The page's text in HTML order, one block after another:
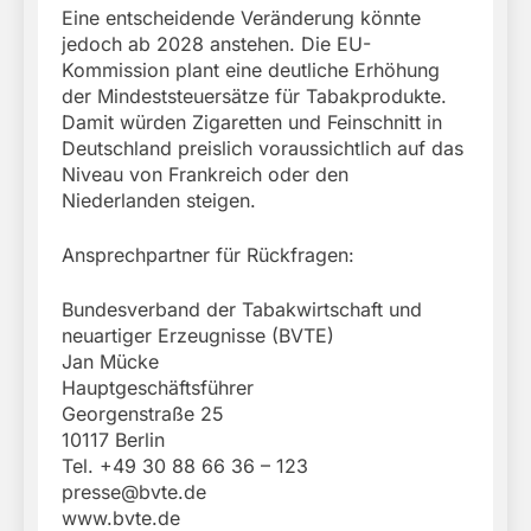
Eine entscheidende Veränderung könnte
jedoch ab 2028 anstehen. Die EU-
Kommission plant eine deutliche Erhöhung
der Mindeststeuersätze für Tabakprodukte.
Damit würden Zigaretten und Feinschnitt in
Deutschland preislich voraussichtlich auf das
Niveau von Frankreich oder den
Niederlanden steigen.
Ansprechpartner für Rückfragen:
Bundesverband der Tabakwirtschaft und
neuartiger Erzeugnisse (BVTE)
Jan Mücke
Hauptgeschäftsführer
Georgenstraße 25
10117 Berlin
Tel. +49 30 88 66 36 – 123
presse@bvte.de
www.bvte.de